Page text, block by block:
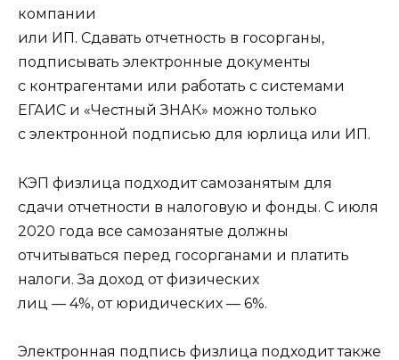
компании
или ИП. Сдавать отчетность в госорганы,
подписывать электронные документы
с контрагентами или работать с системами
ЕГАИС и «Честный ЗНАК» можно только
с электронной подписью для юрлица или ИП.
КЭП физлица подходит самозанятым для
сдачи отчетности в налоговую и фонды. С июля
2020 года все самозанятые должны
отчитываться перед госорганами и платить
налоги. За доход от физических
лиц — 4%, от юридических — 6%.
Электронная подпись физлица подходит также